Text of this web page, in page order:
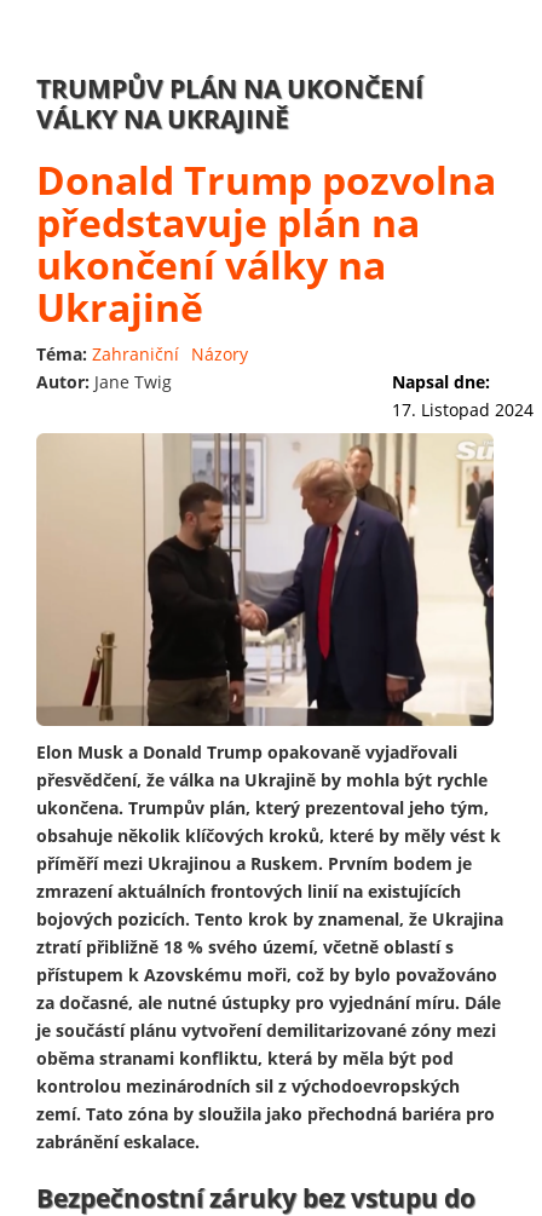
TRUMPŮV PLÁN NA UKONČENÍ
VÁLKY NA UKRAJINĚ
Donald Trump pozvolna
představuje plán na
ukončení války na
Ukrajině
Téma: Zahraniční Názory
Autor: Jane Twig
Napsal dne:
17. Listopad 2024
Elon Musk a Donald Trump opakovaně vyjadřovali
přesvědčení, že válka na Ukrajině by mohla být rychle
ukončena. Trumpův plán, který prezentoval jeho tým,
obsahuje několik klíčových kroků, které by měly vést k
příměří mezi Ukrajinou a Ruskem. Prvním bodem je
zmrazení aktuálních frontových linií na existujících
bojových pozicích. Tento krok by znamenal, že Ukrajina
ztratí přibližně 18 % svého území, včetně oblastí s
přístupem k Azovskému moři, což by bylo považováno
za dočasné, ale nutné ústupky pro vyjednání míru. Dále
je součástí plánu vytvoření demilitarizované zóny mezi
oběma stranami konfliktu, která by měla být pod
kontrolou mezinárodních sil z východoevropských
zemí. Tato zóna by sloužila jako přechodná bariéra pro
zabránění eskalace.
Bezpečnostní záruky bez vstupu do